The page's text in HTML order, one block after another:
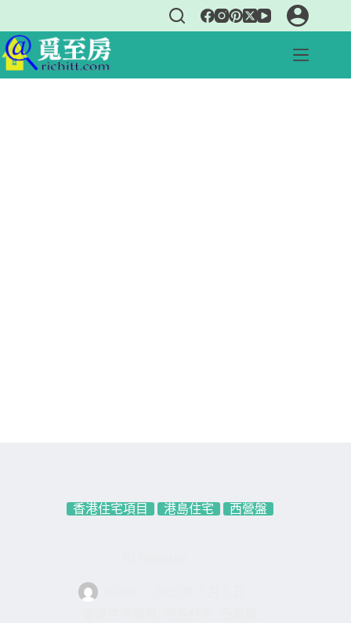
香港住宅項目 港島住宅 西營盤